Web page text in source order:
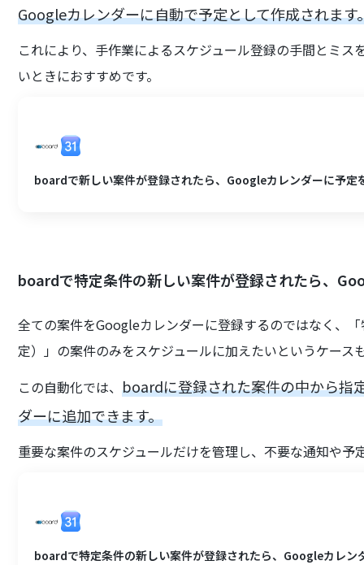
Googleカレンダーに自動で予定として作成されます
これにより、手作業によるスケジュール登録の手間とミ
いときにおすすめです。
boardで新しい案件が登録されたら、Googleカレンダーに予定
boardで特定条件の新しい案件が登録されたら、
全ての案件をGoogleカレンダーに登録するのではなく、
定）」の案件のみをスケジュールに加えたいというケース
この自動化では、boardに登録された案件の中から指
ダーに追加できます。
重要な案件のスケジュールだけを管理し、不要な通知や
boardで特定条件の新しい案件が登録されたら、Googleカレン